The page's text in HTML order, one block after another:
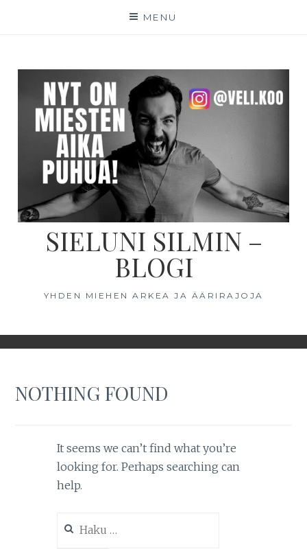
MENU
SIELUNI SILMIN –
BLOGI
YHDEN MIEHEN ARKEA JA ÄÄRIRAJOJA
NOTHING FOUND
It seems we can’t find what you’re
looking for. Perhaps searching can
help.